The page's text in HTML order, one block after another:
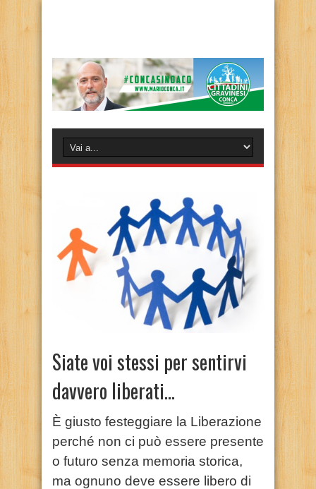
Siate voi stessi per sentirvi
davvero liberati…
È giusto festeggiare la Liberazione
perché non ci può essere presente
o futuro senza memoria storica,
ma ognuno deve essere libero di